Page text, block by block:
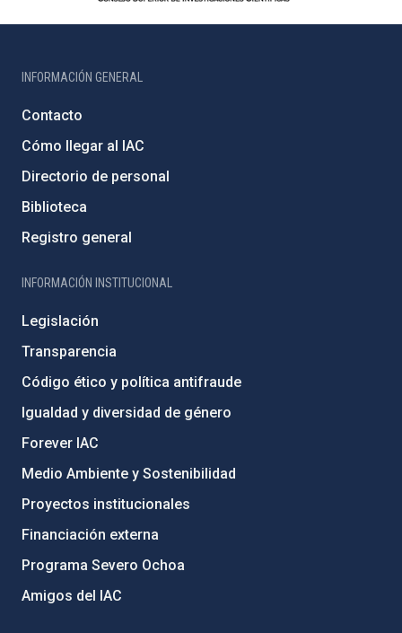
INFORMACIÓN GENERAL
Contacto
Cómo llegar al IAC
Directorio de personal
Biblioteca
Registro general
INFORMACIÓN INSTITUCIONAL
Legislación
Transparencia
Código ético y política antifraude
Igualdad y diversidad de género
Forever IAC
Medio Ambiente y Sostenibilidad
Proyectos institucionales
Financiación externa
Programa Severo Ochoa
Amigos del IAC